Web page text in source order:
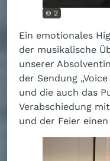
© 2
Ein emotionales
der musikalische
unserer Absolventin
der Sendung
und die auch das
Verabschiedung
und der Feier